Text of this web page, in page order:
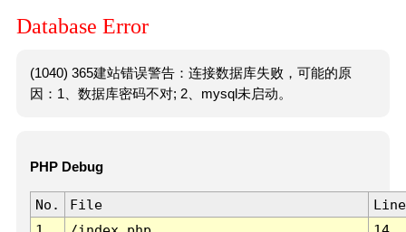
Database Error
(1040) 365建站错误警告：连接数据库失败，可能的原
因：1、数据库密码不对; 2、mysql未启动。
PHP Debug
No. File
Line